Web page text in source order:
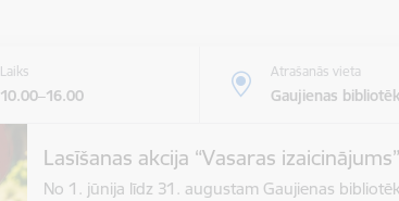
Laiks
10.00–16.00
Atrašanās vieta
Gaujienas
Lasīšanas akcija “Vasaras izaicinājums”
No 1. jūnija līdz 31. augustam Gaujienas